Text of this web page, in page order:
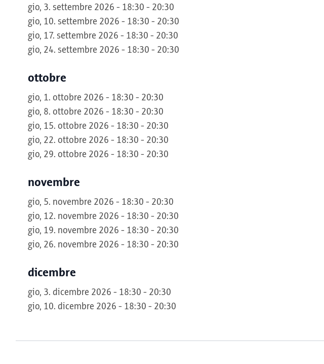
gio, 3. settembre 2026 - 18:30 - 20:30
gio, 10. settembre 2026 - 18:30 - 20:30
gio, 17. settembre 2026 - 18:30 - 20:30
gio, 24. settembre 2026 - 18:30 - 20:30
ottobre
gio, 1. ottobre 2026 - 18:30 - 20:30
gio, 8. ottobre 2026 - 18:30 - 20:30
gio, 15. ottobre 2026 - 18:30 - 20:30
gio, 22. ottobre 2026 - 18:30 - 20:30
gio, 29. ottobre 2026 - 18:30 - 20:30
novembre
gio, 5. novembre 2026 - 18:30 - 20:30
gio, 12. novembre 2026 - 18:30 - 20:30
gio, 19. novembre 2026 - 18:30 - 20:30
gio, 26. novembre 2026 - 18:30 - 20:30
dicembre
gio, 3. dicembre 2026 - 18:30 - 20:30
gio, 10. dicembre 2026 - 18:30 - 20:30